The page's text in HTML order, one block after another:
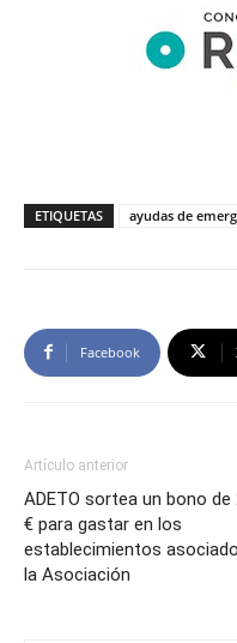
ETIQUETAS ayudas de
Facebook
Artículo anterior
ADETO sortea un bono de
€ para gastar en los
establecimientos
la Asociación